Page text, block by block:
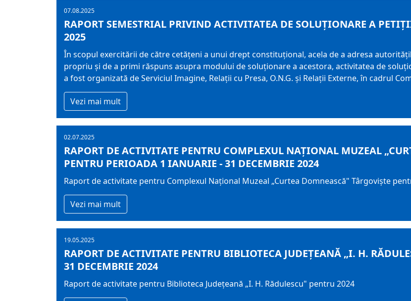
07.08.2025
RAPORT SEMESTRIAL PRIVIND ACTIVITATEA DE SOLUȚIONARE A
2025
În scopul exercitării de către cetățeni a unui drept constituțional, acela de a adresa
propriu și de a primi răspuns asupra modului de soluționare a acestora, activitatea de
a fost organizată de Serviciul Imagine, Relații cu Presa, O.N.G. și Relații Externe, în cadrul
Vezi mai mult
02.07.2025
RAPORT DE ACTIVITATE PENTRU COMPLEXUL NAŢIONAL MUZEAL
PENTRU PERIOADA 1 IANUARIE - 31 DECEMBRIE 2024
Raport de activitate pentru Complexul Naţional Muzeal „Curtea Domnească" Târgovişte
Vezi mai mult
19.05.2025
RAPORT DE ACTIVITATE PENTRU BIBLIOTECA JUDEŢEANĂ „I. H.
31 DECEMBRIE 2024
Raport de activitate pentru Biblioteca Judeţeană „I. H. Rădulescu" pentru 2024